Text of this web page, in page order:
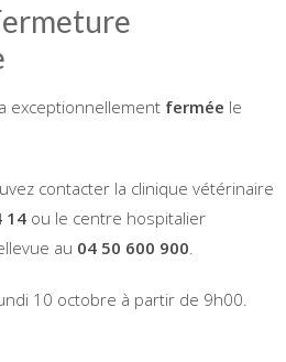
exceptionnellement fermée le
contacter la clinique vétérinaire
14 ou le centre hospitalier
au 04 50 600 900
10 octobre à partir de 9h00.